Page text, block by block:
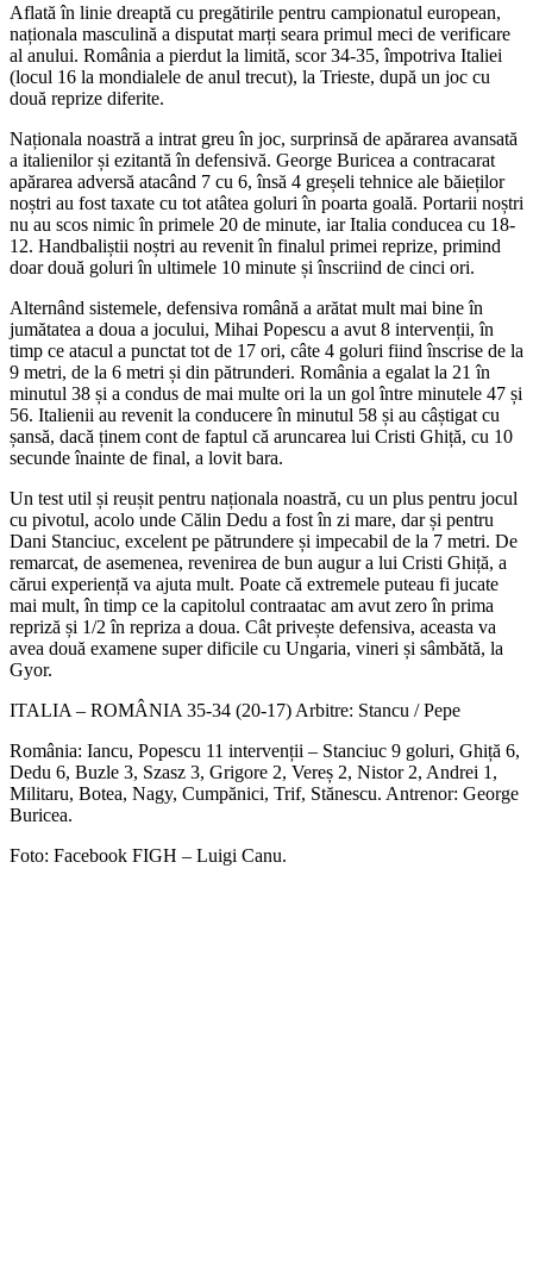
Aflată în linie dreaptă cu pregătirile pentru campionatul european,
naționala masculină a disputat marți seara primul meci de verificare
al anului. România a pierdut la limită, scor 34-35, împotriva Italiei
(locul 16 la mondialele de anul trecut), la Trieste, după un joc cu
două reprize diferite.
Naționala noastră a intrat greu în joc, surprinsă de apărarea avansată
a italienilor și ezitantă în defensivă. George Buricea a contracarat
apărarea adversă atacând 7 cu 6, însă 4 greșeli tehnice ale băieților
noștri au fost taxate cu tot atâtea goluri în poarta goală. Portarii noștri
nu au scos nimic în primele 20 de minute, iar Italia conducea cu 18-
12. Handbaliștii noștri au revenit în finalul primei reprize, primind
doar două goluri în ultimele 10 minute și înscriind de cinci ori.
Alternând sistemele, defensiva română a arătat mult mai bine în
jumătatea a doua a jocului, Mihai Popescu a avut 8 intervenții, în
timp ce atacul a punctat tot de 17 ori, câte 4 goluri fiind înscrise de la
9 metri, de la 6 metri și din pătrunderi. România a egalat la 21 în
minutul 38 și a condus de mai multe ori la un gol între minutele 47 și
56. Italienii au revenit la conducere în minutul 58 și au câștigat cu
șansă, dacă ținem cont de faptul că aruncarea lui Cristi Ghiță, cu 10
secunde înainte de final, a lovit bara.
Un test util și reușit pentru naționala noastră, cu un plus pentru jocul
cu pivotul, acolo unde Călin Dedu a fost în zi mare, dar și pentru
Dani Stanciuc, excelent pe pătrundere și impecabil de la 7 metri. De
remarcat, de asemenea, revenirea de bun augur a lui Cristi Ghiță, a
cărui experiență va ajuta mult. Poate că extremele puteau fi jucate
mai mult, în timp ce la capitolul contraatac am avut zero în prima
repriză și 1/2 în repriza a doua. Cât privește defensiva, aceasta va
avea două examene super dificile cu Ungaria, vineri și sâmbătă, la
Gyor.
ITALIA – ROMÂNIA 35-34 (20-17) Arbitre: Stancu / Pepe
România: Iancu, Popescu 11 intervenții – Stanciuc 9 goluri, Ghiță 6,
Dedu 6, Buzle 3, Szasz 3, Grigore 2, Vereș 2, Nistor 2, Andrei 1,
Militaru, Botea, Nagy, Cumpănici, Trif, Stănescu. Antrenor: George
Buricea.
Foto: Facebook FIGH – Luigi Canu.